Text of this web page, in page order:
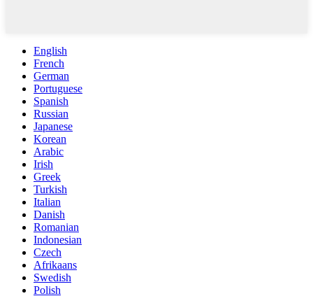
English
French
German
Portuguese
Spanish
Russian
Japanese
Korean
Arabic
Irish
Greek
Turkish
Italian
Danish
Romanian
Indonesian
Czech
Afrikaans
Swedish
Polish